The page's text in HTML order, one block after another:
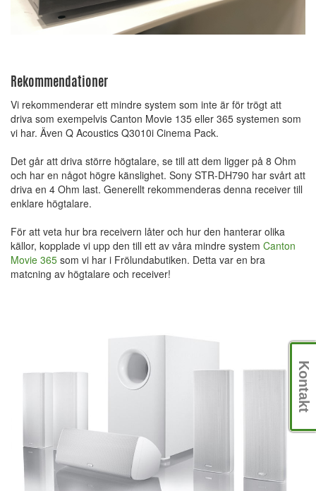
Rekommendationer
Vi rekommenderar ett mindre system som inte är för trögt att
driva som exempelvis Canton Movie 135 eller 365 systemen som
vi har. Även Q Acoustics Q3010i Cinema Pack.
Det går att driva större högtalare, se till att dem ligger på 8 Ohm
och har en något högre känslighet. Sony STR-DH790 har svårt att
driva en 4 Ohm last. Generellt rekommenderas denna receiver till
enklare högtalare.
För att veta hur bra receivern låter och hur den hanterar olika
källor, kopplade vi upp den till ett av våra mindre system Canton
Movie 365 som vi har i Frölundabutiken. Detta var en bra
matcning av högtalare och receiver!
Kontakt